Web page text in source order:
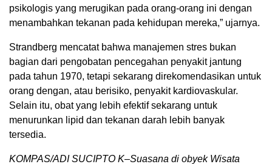
psikologis yang merugikan pada orang-orang ini dengan
menambahkan tekanan pada kehidupan mereka,” ujarnya.
Strandberg mencatat bahwa manajemen stres bukan
bagian dari pengobatan pencegahan penyakit jantung
pada tahun 1970, tetapi sekarang direkomendasikan untuk
orang dengan, atau berisiko, penyakit kardiovaskular.
Selain itu, obat yang lebih efektif sekarang untuk
menurunkan lipid dan tekanan darah lebih banyak
tersedia.
KOMPAS/ADI SUCIPTO K–Suasana di obyek Wisata